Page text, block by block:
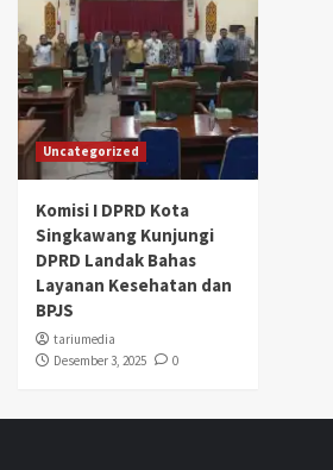
Uncategorized
Komisi I DPRD Kota
Singkawang Kunjungi
DPRD Landak Bahas
Layanan Kesehatan dan
BPJS
tariumedia
Desember 3, 2025
0